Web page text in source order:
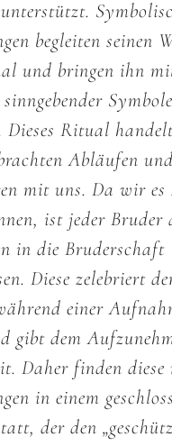
begleiten seinen
und bringen ihn
Dieses Ritual
Abläufen und
mit uns. Da wir es
ist jeder Bruder
in die Bruderschaft
Diese zelebriert
einer
gibt dem
Daher finden
in einem
der den